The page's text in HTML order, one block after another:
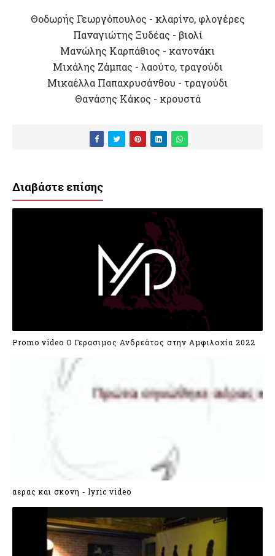
Θοδωρής Γεωργόπουλος - κλαρίνο, φλογέρες
Παναγιώτης Ξυδέας - βιολί
Μανώλης Καρπάθιος - κανονάκι
Μιχάλης Ζάμπας - λαούτο, τραγούδι
Μικαέλλα Παπαχρυσάνθου - τραγούδι
Θανάσης Κάκος - κρουστά
Διαβάστε επίσης
Promo video Ο Γερασιμος Ανδρεάτος στην Αμφιλοχία 2022
αερας και σκονη - lyric video